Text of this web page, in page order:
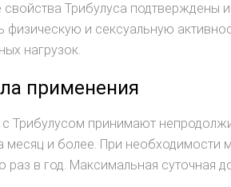
свойства Трибулуса подтверждены
физическую и сексуальную
нагрузок.
применения
с Трибулусом принимают
месяц и более. При необходимости
раз в год. Максимальная суточная